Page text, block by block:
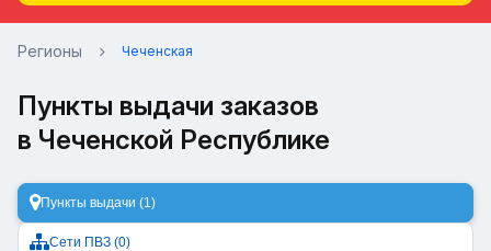
Регионы Чеченская
Пункты выдачи заказов
в Чеченской Республике
Пункты выдачи (1)
Сети ПВЗ (0)